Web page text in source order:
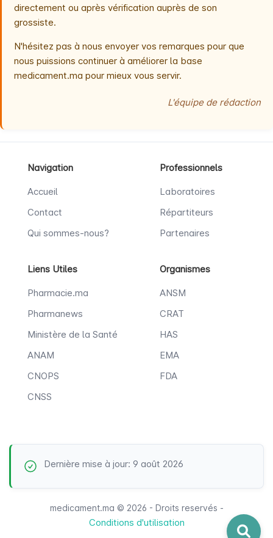
directement ou après vérification auprès de son
grossiste.
N'hésitez pas à nous envoyer vos remarques pour que
nous puissions continuer à améliorer la base
medicament.ma pour mieux vous servir.
L'équipe de rédaction
Navigation
Accueil
Contact
Qui sommes-nous?
Professionnels
Laboratoires
Répartiteurs
Partenaires
Liens Utiles
Pharmacie.ma
Pharmanews
Ministère de la Santé
ANAM
CNOPS
CNSS
Organismes
ANSM
CRAT
HAS
EMA
FDA
Dernière mise à jour: 9 août 2026
medicament.ma © 2026 - Droits reservés -
Conditions d'utilisation